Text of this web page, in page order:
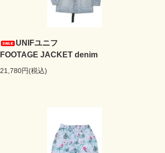
UNIFユニフ
FOOTAGE JACKET denim
21,780円(税込)